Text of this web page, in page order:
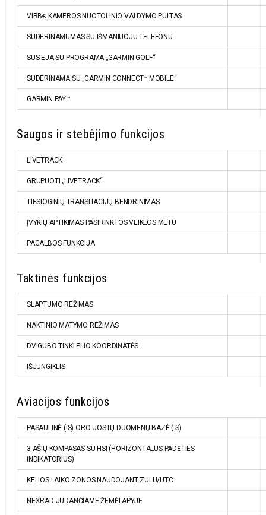
VIRB® KAMEROS NUOTOLINIO VALDYMO PULTAS
SUDERINAMUMAS SU IŠMANIUOJU TELEFONU
SUSIEJA SU PROGRAMA „GARMIN GOLF“
SUDERINAMA SU „GARMIN CONNECT™ MOBILE“
GARMIN PAY™
Saugos ir stebėjimo funkcijos
LIVETRACK
GRUPUOTI „LIVETRACK“
TIESIOGINIŲ TRANSLIACIJŲ BENDRINIMAS
ĮVYKIŲ APTIKIMAS PASIRINKTOS VEIKLOS METU
PAGALBOS FUNKCIJA
Taktinės funkcijos
SLAPTUMO REŽIMAS
NAKTINIO MATYMO REŽIMAS
DVIGUBO TINKLELIO KOORDINATĖS
IŠJUNGIKLIS
Aviacijos funkcijos
PASAULINĖ (-S) ORO UOSTŲ DUOMENŲ BAZĖ (-S)
3 AŠIŲ KOMPASAS SU HSI (HORIZONTALUS PADĖTIES
INDIKATORIUS)
KELIOS LAIKO ZONOS NAUDOJANT ZULU/UTC
NEXRAD JUDANČIAME ŽEMĖLAPYJE